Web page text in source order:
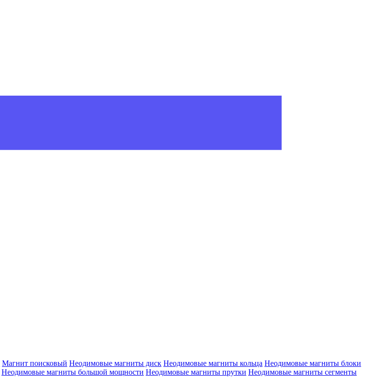
Магнит поисковый Неодимовые магниты диск Неодимовые магниты кольца Неодимовые магниты блоки
Неодимовые магниты большой мощности Неодимовые магниты прутки Неодимовые магниты сегменты